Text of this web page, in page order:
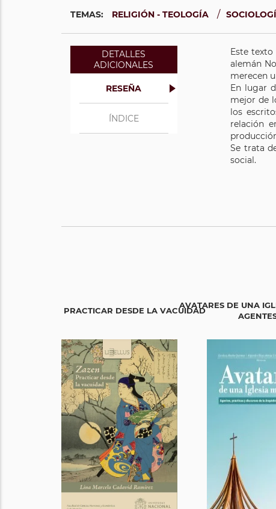
TEMAS: RELIGIÓN - TEOLOGÍA /
DETALLES
ADICIONALES
RESEÑA
ÍNDICE
Este texto
alemán
merecen
En lugar
mejor de
los
relación
Se trata
social.
ZAZEN. PRACTICAR DESDE LA VACUIDAD
AVATARES DE UNA